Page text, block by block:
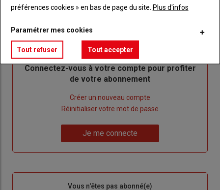
Sous-
Vous êtes abonné(e)
TITRE IDENTIFIEZ-VOUS
Body
Connectez-vous à votre compte pour profiter
de votre abonnement
Créer un nouveau compte
de
Réinitialiser votre mot de passe
me
Je me connecte
Vous n'êtes pas abonné(e)
préférences cookies » en bas de page du site. Plus d'infos
Paramétrer mes cookies
Tout refuser Tout accepter